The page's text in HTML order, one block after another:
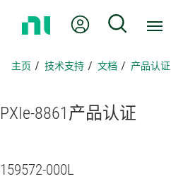
页
我的账户 搜索
主页 技术支持 文档 产品认证
PXIe-8861产品认证
159572-000L